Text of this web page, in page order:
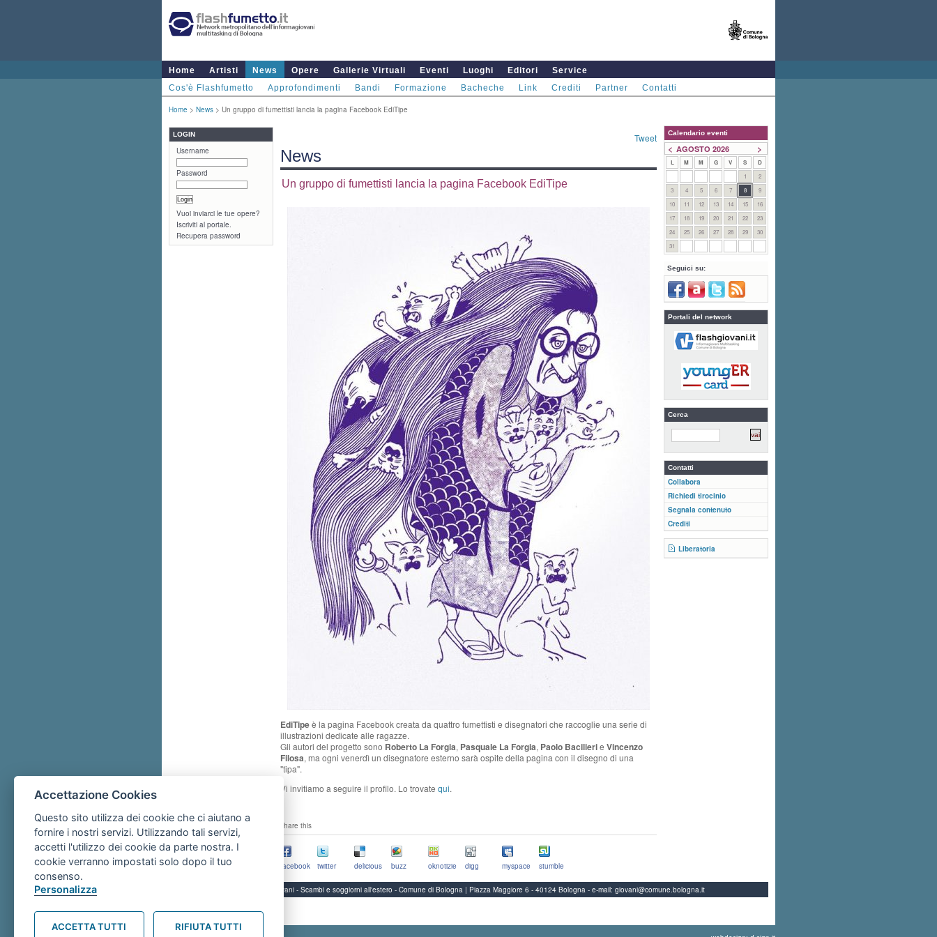
Home Artisti News Opere Gallerie Virtuali Eventi Luoghi Editori
Service
Cos'è Flashfumetto
Approfondimenti Bandi Formazione Bacheche Link Crediti Partner Contatti
Home > News > Un gruppo di fumettisti lancia la pagina Facebook EdiTipe
LOGIN
Username
Password
Vuoi inviarci le tue opere?
Iscriviti al portale.
Recupera password
Tweet
News
Un gruppo di fumettisti lancia la pagina Facebook EdiTipe
EdiTipeè la pagina Facebook creata da quattro fumettisti e disegnatori che raccoglie una serie di
illustrazioni dedicate alle ragazze.
Gli autori del progetto sono Roberto La Forgia, Pasquale La Forgia, Paolo Bacilierie Vincenzo
Filosa, ma ogni venerdì un disegnatore esterno sarà ospite della pagina con il disegno di una
"tipa".
Vi invitiamo a seguire il profilo. Lo trovate qui.
share this
facebook twitter delicious buzz oknotizie digg myspace stumble
Calendario eventi
>
< AGOSTO 2026
L M M G V S
D
1
2
3
4 5 6 7 8
9
10
11 12 13 14 15
16
17
18 19 20 21 22
23
24
25 26 27 28 29
30
31
Seguici su:
Portali del network
Cerca
Contatti
Collabora
Richiedi tirocinio
Segnala contenuto
Crediti
Liberatoria
Servizi per i giovani - Scambi e soggiorni all'estero - Comune di Bologna | Piazza Maggiore 6 - 40124 Bologna - e-mail: giovani@comune.bologna.it
Accettazione Cookies
Questo sito utilizza dei cookie che ci aiutano a
fornire i nostri servizi. Utilizzando tali servizi,
accetti l'utilizzo dei cookie da parte nostra. I
cookie verranno impostati solo dopo il tuo
consenso.
Personalizza
ACCETTA TUTTI RIFIUTA TUTTI